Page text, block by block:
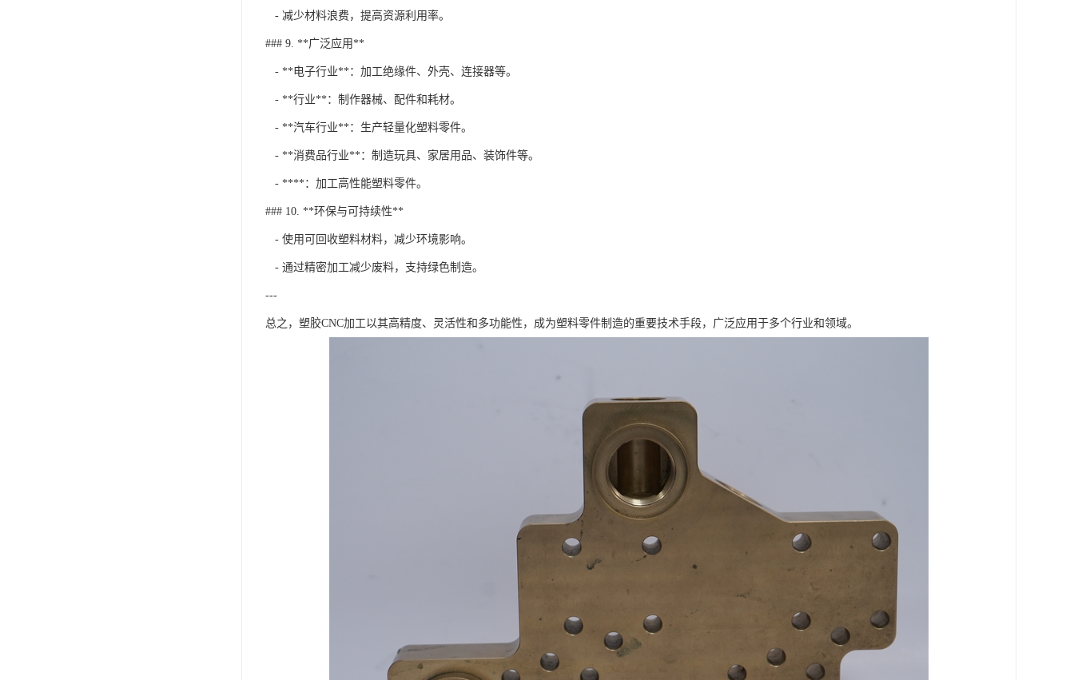
- 减少材料浪费，提高资源利用率。
### 9. **广泛应用**
- **电子行业**：加工绝缘件、外壳、连接器等。
- **行业**：制作器械、配件和耗材。
- **汽车行业**：生产轻量化塑料零件。
- **消费品行业**：制造玩具、家居用品、装饰件等。
- ****：加工高性能塑料零件。
### 10. **环保与可持续性**
- 使用可回收塑料材料，减少环境影响。
- 通过精密加工减少废料，支持绿色制造。
---
总之，塑胶CNC加工以其高精度、灵活性和多功能性，成为塑料零件制造的重要技术手段，广泛应用于多个行业和领域。